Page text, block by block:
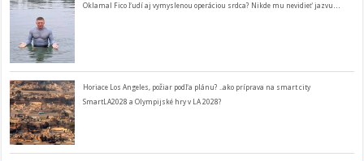
Oklamal Fico ľudí aj vymyslenou operáciou srdca? Nikde mu nevidieť jazvu…
Horiace Los Angeles, požiar podľa plánu? ..ako príprava na smart city
SmartLA2028 a Olympijské hry v LA 2028?